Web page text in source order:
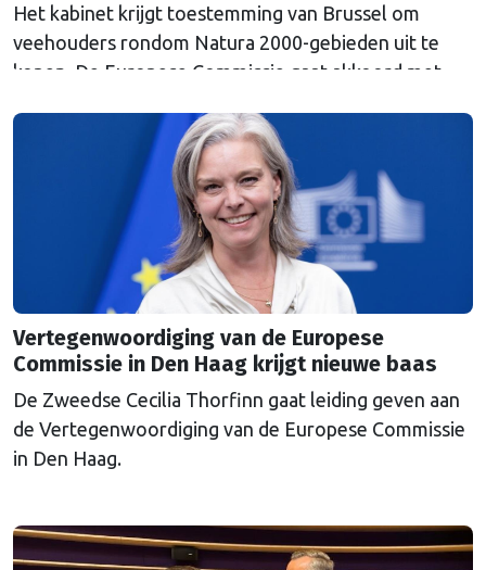
Het kabinet krijgt toestemming van Brussel om
veehouders rondom Natura 2000-gebieden uit te
kopen. De Europese Commissie gaat akkoord met
Vertegenwoordiging van de Europese
Commissie in Den Haag krijgt nieuwe baas
De Zweedse Cecilia Thorfinn gaat leiding geven aan
de Vertegenwoordiging van de Europese Commissie
in Den Haag.